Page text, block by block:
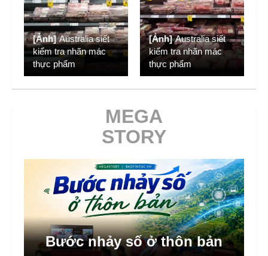
[Ảnh] Australia siết
kiểm tra nhãn mác
thực phẩm
[Ảnh] Australia siết
kiểm tra nhãn mác
thực phẩm
MEGA
STORY
Bước nhảy số ở thôn bản